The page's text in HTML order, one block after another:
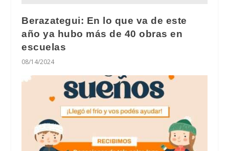
Berazategui: En lo que va de este
año ya hubo más de 40 obras en
escuelas
08/14/2024